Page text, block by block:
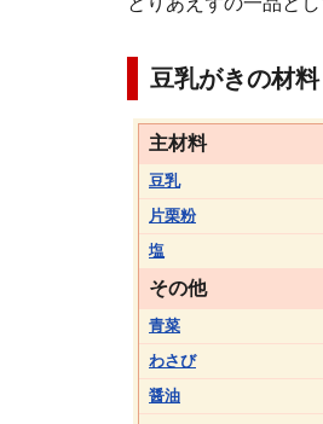
豆乳がきの材料
主材料
豆乳
片栗粉
塩
その他
青菜
わさび
醤油